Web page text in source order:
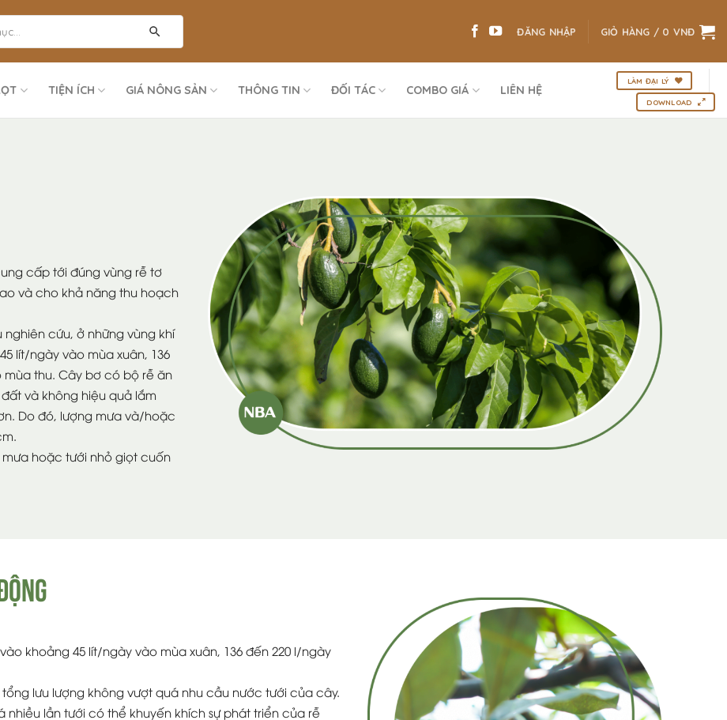
ĐĂNG NHẬP GIỎ HÀNG / 0 VNĐ
TIỆN ÍCH GIÁ NÔNG SẢN THÔNG TIN ĐỐI TÁC COMBO GIÁ LIÊN HỆ
LÀM ĐẠI LÝ
DOWNLOAD
cấp tới đúng vùng rễ tơ
và cho khả năng thu hoạch
cứu, ở những vùng khí
lít/ngày vào mùa xuân, 136
mùa thu. Cây bơ có bộ rễ ăn
và không hiệu quả lắm
Do đó, lượng mưa và/hoặc
hoặc tưới nhỏ giọt cuốn
khoảng 45 lít/ngày vào mùa xuân, 136 đến 220 l/ngày
lưu lượng không vượt quá nhu cầu nước tưới của cây.
nhiều lần tưới có thể khuyến khích sự phát triển của rễ